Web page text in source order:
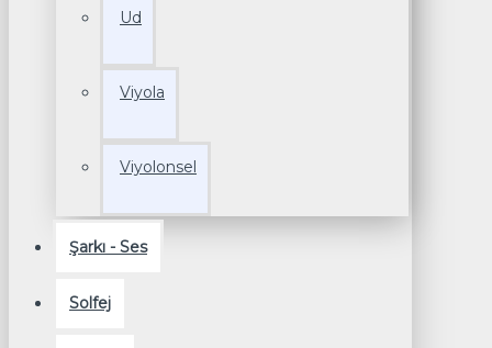
Ud
Viyola
Viyolonsel
Şarkı - Ses
Solfej